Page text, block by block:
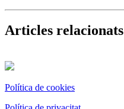
Articles relacionats
Política de cookies